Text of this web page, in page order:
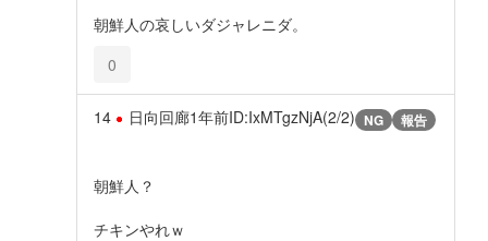
朝鮮人の哀しいダジャレニダ。
0
14 日向回廊1年前ID:IxMTgzNjA(2/2) NG 報告
朝鮮人？
チキンやれｗ